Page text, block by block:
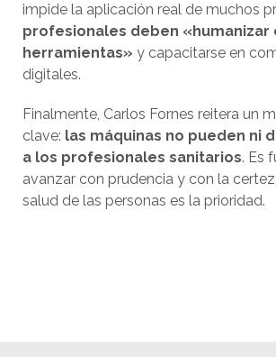
impide la aplicación real de muchos
profesionales deben «humanizar
herramientas» y capacitarse en
digitales.
Finalmente, Carlos Fornes reitera un
clave: las máquinas no pueden ni
a los profesionales sanitarios. Es
avanzar con prudencia y con la
salud de las personas es la prioridad.